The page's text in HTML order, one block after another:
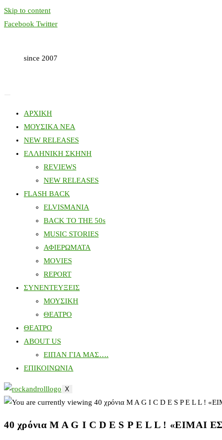
Skip to content
Facebook Twitter
since 2007
ΑΡΧΙΚΗ
ΜΟΥΣΙΚΑ ΝΕΑ
NEW RELEASES
ΕΛΛΗΝΙΚΗ ΣΚΗΝΗ
REVIEWS
NEW RELEASES
FLASH BACK
ELVISMANIA
BACK TO THE 50s
MUSIC STORIES
ΑΦΙΕΡΩΜΑΤΑ
MOVIES
REPORT
ΣΥΝΕΝΤΕΥΞΕΙΣ
ΜΟΥΣΙΚΗ
ΘΕΑΤΡΟ
ΘΕΑΤΡΟ
ABOUT US
ΕΙΠΑΝ ΓΙΑ ΜΑΣ….
ΕΠΙΚΟΙΝΩΝΙΑ
X
40 χρόνια M A G I C D E S P E L L !